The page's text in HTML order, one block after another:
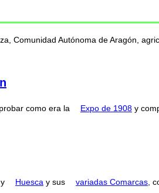
Comunidad Autónoma de Aragón,
como era la Expo de 1908 y
y Huesca y sus variadas Comarcas,